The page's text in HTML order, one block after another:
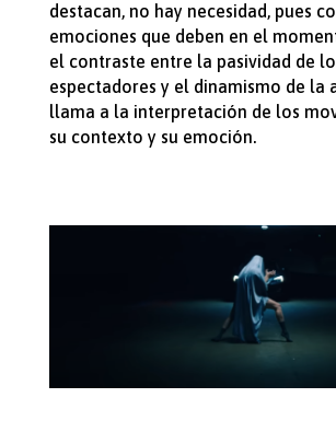
destacan, no hay necesidad, pues
emociones que deben en el
el contraste entre la pasividad de
espectadores y el dinamismo de la
llama a la interpretación de los
su contexto y su emoción.